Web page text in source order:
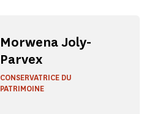
Morwena Joly-
Parvex
CONSERVATRICE DU
PATRIMOINE